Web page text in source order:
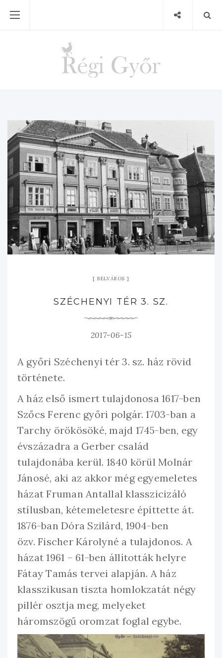
BELVÁROS
SZÉCHENYI TÉR 3. SZ.
2017-06-15
A győri Széchenyi tér 3. sz. ház rövid
története.
A ház első ismert tulajdonosa 1617-ben
Szőcs Ferenc győri polgár. 1703-ban a
Tarchy örökösöké, majd 1745-ben, egy
évszázadra a Gerber család
tulajdonába kerül. 1840 körül Molnár
Jánosé, aki az akkor még egyemeletes
házat Fruman Antallal klasszicizáló
stílusban, kétemeletesre építtette át.
1876-ban Dóra Szilárd, 1904-ben
özv. Fischer Károlyné a tulajdonos. A
házat 1961 – 61-ben állították helyre
Fátay Tamás tervei alapján. A ház
klasszikusan tiszta homlokzatát négy
pillér osztja meg, melyeket
háromszögű oromzat foglal egybe.